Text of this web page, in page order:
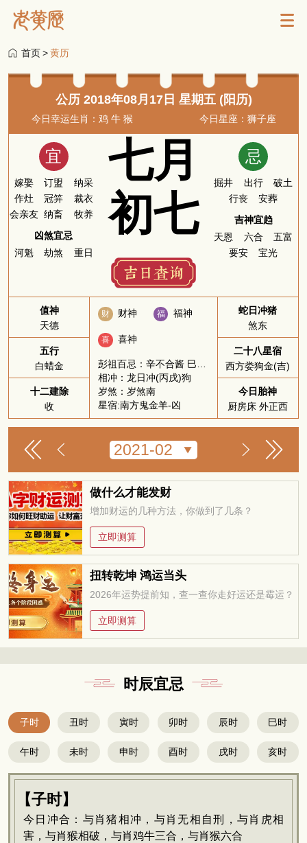
首页>黄历
公历 2018年08月17日 星期五 (阳历)
今日幸运生肖：鸡 牛 猴 今日星座：狮子座
宜
嫁娶 订盟
纳采
作灶
冠笄
裁衣
会亲友 纳畜
牧养
凶煞宜忌
河魁
劫煞 重日
七月
初七
忌
掘井 出行
破土
行丧
安葬
吉神宜趋
天恩
六合
五富
要安
宝光
值神
天德
五行
白蜡金
十二建除
收
财 财神 福 福神
喜 喜神
彭祖百忌：辛不合酱 巳不远行
相冲：龙日冲(丙戌)狗
岁煞：岁煞南
星宿:南方鬼金羊-凶
蛇日冲猪
煞东
二十八星宿
西方娄狗金(吉)
今日胎神
厨房床 外正西
做什么才能发财
增加财运的几种方法，你做到了几条？
立即测算
扭转乾坤 鸿运当头
2026年运势提前知，查一查你走好运还是霉运？
立即测算
时辰宜忌
子时 丑时 寅时 卯时 辰时 巳时
午时 未时 申时 酉时 戌时 亥时
【子时】
今日冲合：与肖猪相冲，与肖无相自刑，与肖虎相
害，与肖猴相破，与肖鸡牛三合，与肖猴六合